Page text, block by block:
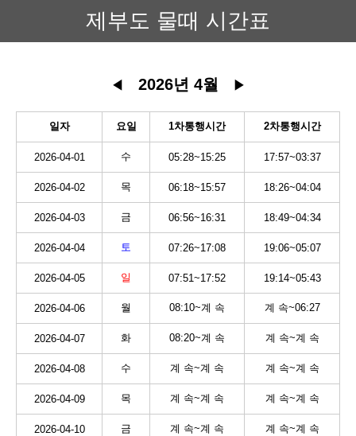
제부도 물때 시간표
◀ 2026년 4월 ▶
일자 요일 1차통행시간 2차통행시간
2026-04-01 수 05:28~15:25 17:57~03:37
2026-04-02 목 06:18~15:57 18:26~04:04
2026-04-03 금 06:56~16:31 18:49~04:34
2026-04-04 토 07:26~17:08 19:06~05:07
2026-04-05 일 07:51~17:52 19:14~05:43
2026-04-06 월 08:10~계 속 계 속~06:27
2026-04-07 화 08:20~계 속 계 속~계 속
2026-04-08 수 계 속~계 속 계 속~계 속
2026-04-09 목 계 속~계 속 계 속~계 속
2026-04-10 금 계 속~계 속 계 속~계 속